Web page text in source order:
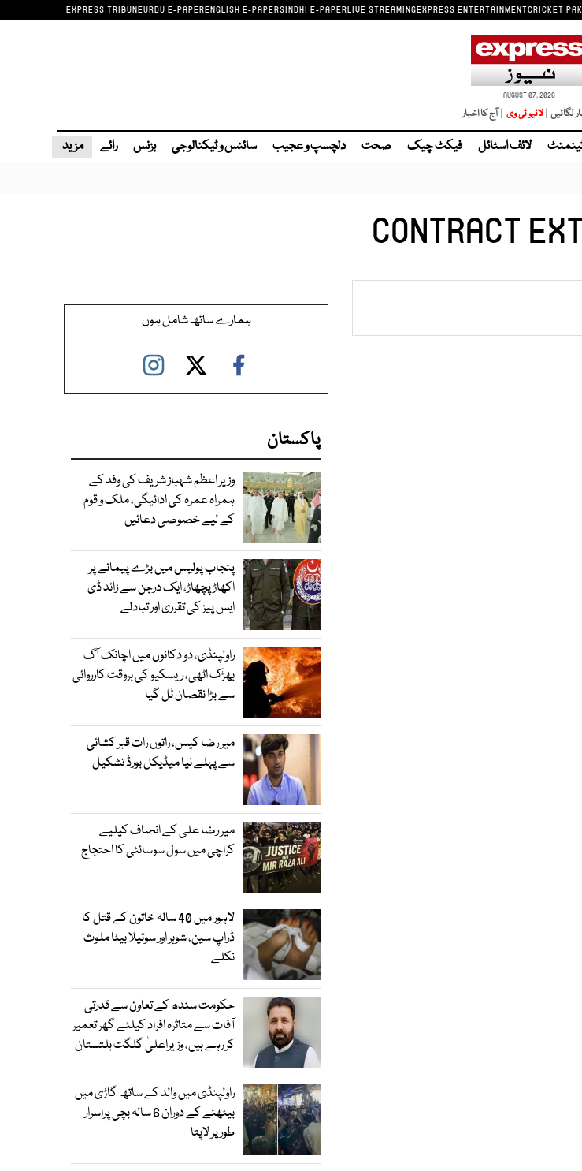
EXPRESS TRIBUNEURDU E-PAPERENGLISH E-PAPERSINDHI E-PAPERLIVE STREAMINGEXPRESS ENTERTAINMENTCRICKET
AUGUST 07, 2026
لگائیں |لائیو ٹی وی | آج کا اخبار
لائف اسٹائل فیکٹ چیک صحت دلچسپ و عجیب سائنس و ٹیکنالوجی بزنس رائے مزید
CONTRACT
ہمارے ساتھ شامل ہوں
پاکستان
وزیر اعظم شہباز شریف کی وفد کے
ہمراہ عمرہ کی ادائیگی، ملک و قوم
کے لیے خصوصی دعائیں
پنجاب پولیس میں بڑے پیمانے پر
اکھاڑ پچھاڑ، ایک درجن سے زائد ڈی
ایس پیز کی تقرری اور تبادلے
راولپنڈی، دو دکانوں میں اچانک آگ
بھڑک اٹھی، ریسکیو کی بروقت کارروائی
سے بڑا نقصان ٹل گیا
میر رضا کیس، راتوں رات قبر کشائی
سے پہلے نیا میڈیکل بورڈ تشکیل
میر رضا علی کے انصاف کیلیے
کراچی میں سول سوسائٹی کا احتجاج
لاہور میں 40 سالہ خاتون کے قتل کا
ڈراپ سین، شوہر اور سوتیلا بیٹا ملوث
نکلے
حکومت سندھ کے تعاون سے قدرتی
آفات سے متاثرہ افراد کیلئے گھر تعمیر
کر رہے ہیں، وزیراعلیٰ گلگت بلتستان
راولپنڈی میں والد کے ساتھ گاڑی میں
بیٹھنے کے دوران 6 سالہ بچی پراسرار
طور پر لاپتا